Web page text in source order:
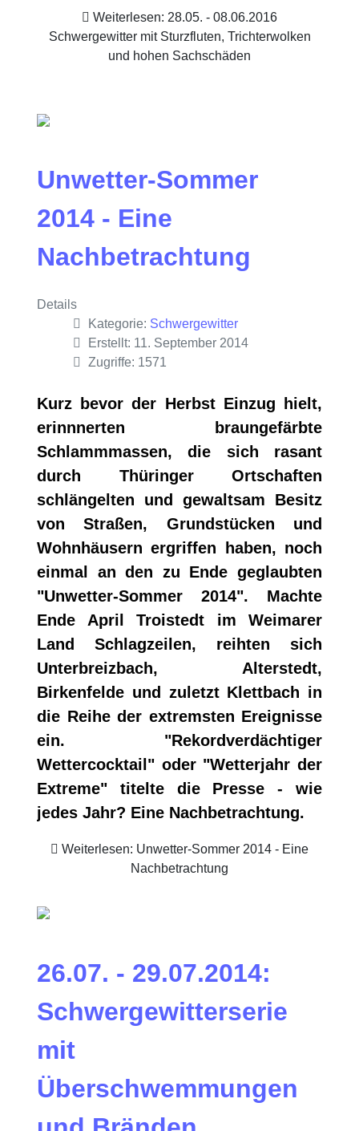
Weiterlesen: 28.05. - 08.06.2016
Schwergewitter mit Sturzfluten, Trichterwolken
und hohen Sachschäden
Unwetter-Sommer
2014 - Eine
Nachbetrachtung
Details
Kategorie: Schwergewitter
Erstellt: 11. September 2014
Zugriffe: 1571
Kurz bevor der Herbst Einzug hielt,
erinnnerten braungefärbte
Schlammmassen, die sich rasant
durch Thüringer Ortschaften
schlängelten und gewaltsam Besitz
von Straßen, Grundstücken und
Wohnhäusern ergriffen haben, noch
einmal an den zu Ende geglaubten
"Unwetter-Sommer 2014". Machte
Ende April Troistedt im Weimarer
Land Schlagzeilen, reihten sich
Unterbreizbach, Alterstedt,
Birkenfelde und zuletzt Klettbach in
die Reihe der extremsten Ereignisse
ein. "Rekordverdächtiger
Wettercocktail" oder "Wetterjahr der
Extreme" titelte die Presse - wie
jedes Jahr? Eine Nachbetrachtung.
Weiterlesen: Unwetter-Sommer 2014 - Eine
Nachbetrachtung
26.07. - 29.07.2014:
Schwergewitterserie
mit
Überschwemmungen